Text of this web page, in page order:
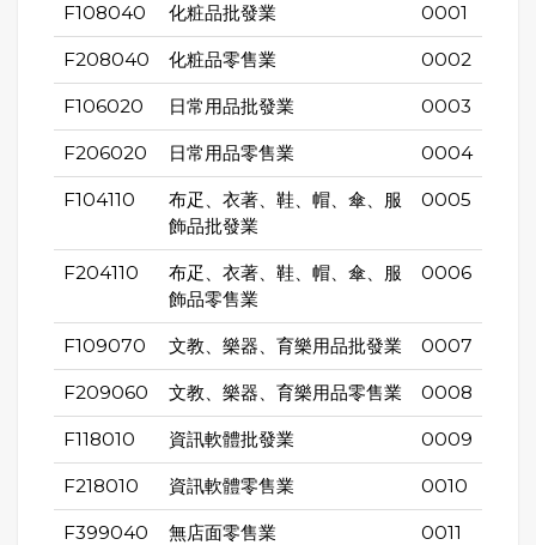
F108040 化粧品批發業 0001
F208040 化粧品零售業 0002
F106020 日常用品批發業 0003
F206020 日常用品零售業 0004
F104110
布疋、衣著、鞋、帽、傘、服
飾品批發業
0005
F204110
布疋、衣著、鞋、帽、傘、服
飾品零售業
0006
F109070 文教、樂器、育樂用品批發業 0007
F209060 文教、樂器、育樂用品零售業 0008
F118010 資訊軟體批發業 0009
F218010 資訊軟體零售業 0010
F399040 無店面零售業 0011